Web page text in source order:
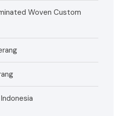
Woven Custom